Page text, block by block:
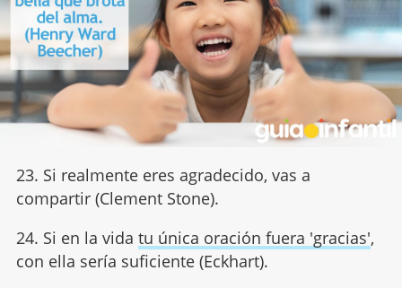
23. Si realmente eres agradecido, vas a
compartir (Clement Stone).
24. Si en la vida tu única oración fuera 'gracias',
con ella sería suficiente (Eckhart).